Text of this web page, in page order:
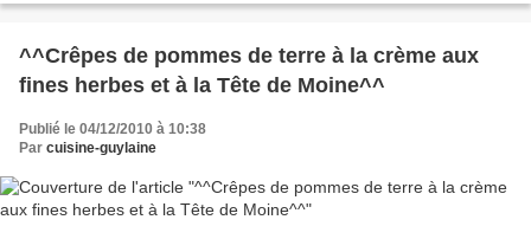
^^Crêpes de pommes de terre à la crème aux
fines herbes et à la Tête de Moine^^
Publié le 04/12/2010 à 10:38
Par cuisine-guylaine